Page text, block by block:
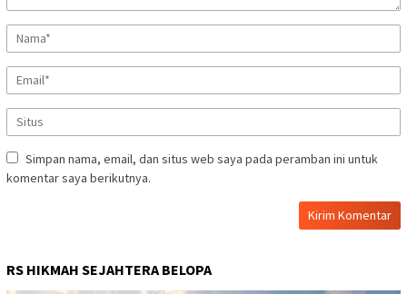
Simpan nama, email, dan situs web saya pada peramban ini untuk
komentar saya berikutnya.
RS HIKMAH SEJAHTERA BELOPA